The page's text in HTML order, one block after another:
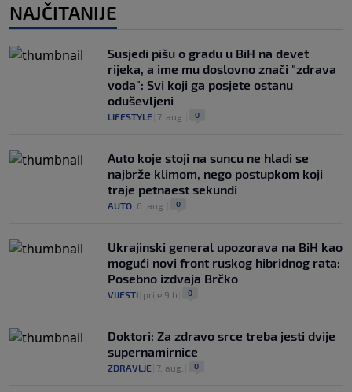
NAJČITANIJE
Susjedi pišu o gradu u BiH na devet
rijeka, a ime mu doslovno znači "zdrava
voda": Svi koji ga posjete ostanu
oduševljeni
LIFESTYLE 7. aug. 0
Auto koje stoji na suncu ne hladi se
najbrže klimom, nego postupkom koji
traje petnaest sekundi
AUTO 6. aug. 0
Ukrajinski general upozorava na BiH kao
mogući novi front ruskog hibridnog rata:
Posebno izdvaja Brčko
VIJESTI prije 9 h 0
Doktori: Za zdravo srce treba jesti dvije
supernamirnice
ZDRAVLJE 7. aug. 0